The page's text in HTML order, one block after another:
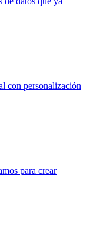
con personalización
para crear